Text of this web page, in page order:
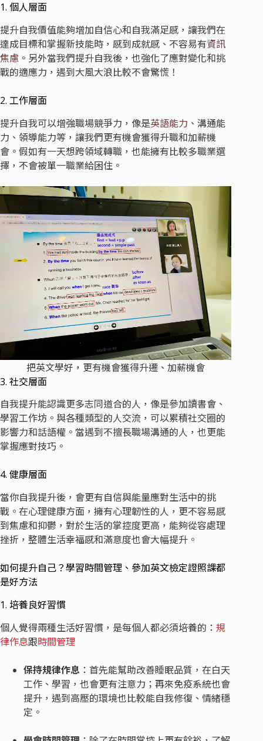
1. 個人層面
提升自我價值能夠增加自信心和自我滿足感，讓我們在
達成目標和掌握新技能時，感到成就感、不容易有資訊
焦慮 。另外當我們提升自我後，也強化了應對變化和挑
戰的適應力，遇到大風大浪比較不會驚慌！
2. 工作層面
提升自我可以增強職場競爭力，像是英語能力 、溝通能
力、領導能力等，讓我們更有機會獲得升職和加薪機
會。假如有一天想跨領域轉職，也能擁有比較多職業選
擇，不會被單一職業給困住。
把英文學好，更有機會獲得升遷、加薪機會
3. 社交層面
自我提升能認識更多志同道合的人，像是參加讀書會、
學習工作坊。與各種類型的人交流，可以累積社交圈的
影響力和話語權。當遇到不擅長職場溝通的人，也更能
掌握應對技巧。
4. 健康層面
當你自我提升後，會更有自信與能量應對生活中的挑
戰。在心理健康方面，擁有心理韌性的人，更不容易感
到焦慮和抑鬱，對於生活的掌控度更高，能夠從容處理
挫折，整體生活幸福感和滿意度也會大幅提升。
如何提升自己？學習時間管理、參加英文檢定證照課都
是好方法
1. 培養良好習慣
個人覺得兩種生活好習慣，是每個人都必須培養的： 規
律作息跟時間管理
保持規律作息 ：首先能幫助改善睡眠品質，在白天
工作、學習，也會更有注意力；再來免疫系統也會
提升，遇到高壓的環境也比較能自我修復、情緒穩
定。